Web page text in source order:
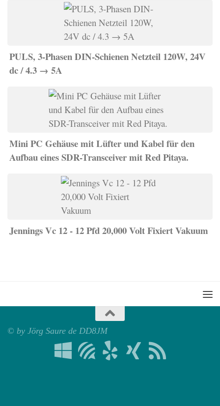
PULS, 3-Phasen DIN-Schienen Netzteil 120W, 24V
dc / 4.3 → 5A
Mini PC Gehäuse mit Lüfter und Kabel für den
Aufbau eines SDR-Transceiver mit Red Pitaya.
Jennings Vc 12 - 12 Pfd 20,000 Volt Fixiert Vakuum
© by Jörg Saure de DD8JM